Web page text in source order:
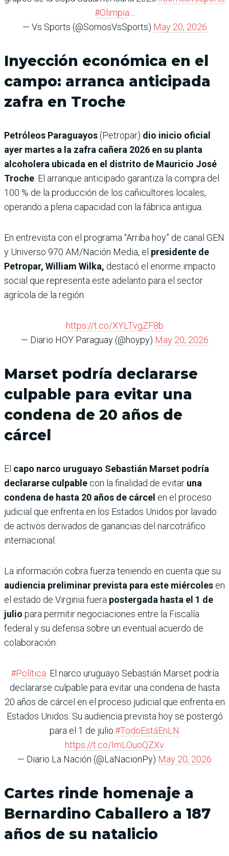
#Olimpia
— Vs Sports (@SomosVsSports) May 20, 2026
Inyección económica en el
campo: arranca anticipada
zafra en Troche
Petróleos Paraguayos(Petropar) dio inicio oficial
ayer martes a la zafra cañera 2026 en su planta
alcoholera ubicada en el distrito de Mauricio José
Troche . El arranque anticipado garantiza la compra del
100 % de la producción de los cañicultores locales,
operando a plena capacidad con la fábrica antigua.
En entrevista con el programa “Arriba hoy” de canal GEN
y Universo 970 AM/Nación Media, el presidente de
Petropar, William Wilka, destacó el enorme impacto
social que representa este adelanto para el sector
agrícola de la región.
https://t.co/XYLTvgZF8b
— Diario HOY Paraguay (@hoypy) May 20, 2026
Marset podría declararse
culpable para evitar una
condena de 20 años de
cárcel
El capo narco uruguayo Sebastián Marset podría
declararse culpable con la finalidad de evitar una
condena de hasta 20 años de cárcel en el proceso
judicial que enfrenta en los Estados Unidos por lavado
de activos derivados de ganancias del narcotráfico
internacional.
La información cobra fuerza teniendo en cuenta que su
audiencia preliminar prevista para este miércoles en
el estado de Virginia fuera postergada hasta el 1 de
julio para permitir negociaciones entre la Fiscalía
federal y su defensa sobre un eventual acuerdo de
colaboración.
#Política . El narco uruguayo Sebastián Marset podría
declararse culpable para evitar una condena de hasta
20 años de cárcel en el proceso judicial que enfrenta en
Estados Unidos. Su audiencia prevista hoy se postergó
para el 1 de julio.#TodoEstáEnLN
https://t.co/ImLOuoQZXv
— Diario La Nación (@LaNacionPy) May 20, 2026
Cartes rinde homenaje a
Bernardino Caballero a 187
años de su natalicio